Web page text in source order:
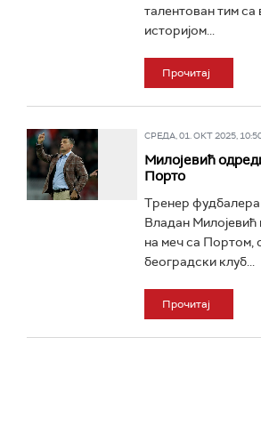
талентован тим са
историјом...
Прочитај
СРЕДА, 01. ОКТ 2025,
Милојевић
Порто
Тренер
Владан Милојевић
на меч са Портом,
београдски клуб...
Прочитај